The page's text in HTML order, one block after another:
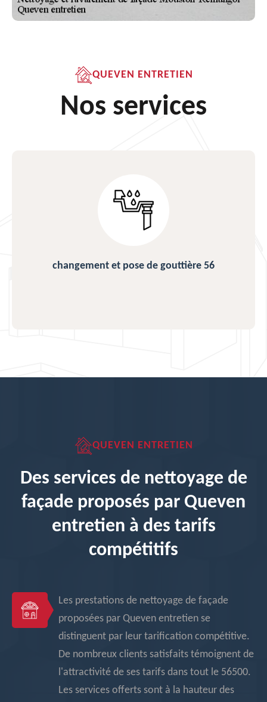
QUEVEN ENTRETIEN
Nos services
changement et pose de gouttière 56
QUEVEN ENTRETIEN
Des services de nettoyage de
façade proposés par Queven
entretien à des tarifs
compétitifs
Les prestations de nettoyage de façade
proposées par Queven entretien se
distinguent par leur tarification compétitive.
De nombreux clients satisfaits témoignent de
l'attractivité de ses tarifs dans tout le 56500.
Les services offerts sont à la hauteur des